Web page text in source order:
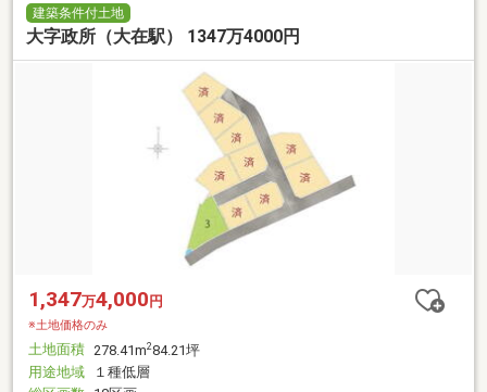
建築条件付土地
大字政所（大在駅） 1347万4000円
1,347万4,000円
※土地価格のみ
土地面積 278.41m284.21坪
用途地域
１種低層